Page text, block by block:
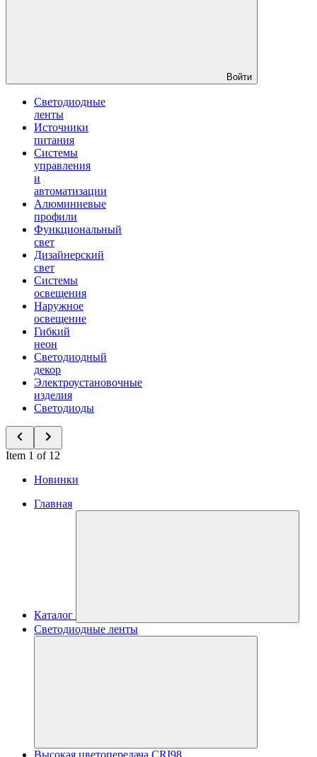
Войти
Светодиодные
ленты
Источники
питания
Системы
управления
и
автоматизации
Алюминиевые
профили
Функциональный
свет
Дизайнерский
свет
Системы
освещения
Наружное
освещение
Гибкий
неон
Светодиодный
декор
Электроустановочные
изделия
Светодиоды
Item 1 of 12
Новинки
Главная
Каталог
Светодиодные ленты
Высокая цветопередача CRI98